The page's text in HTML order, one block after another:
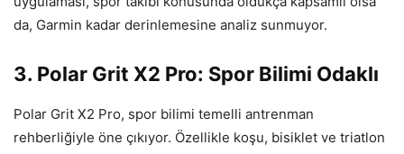
da, Garmin kadar derinlemesine analiz sunmuyor.
3. Polar Grit X2 Pro: Spor Bilimi Odaklı
Polar Grit X2 Pro, spor bilimi temelli antrenman
rehberliğiyle öne çıkıyor. Özellikle koşu, bisiklet ve triatlon